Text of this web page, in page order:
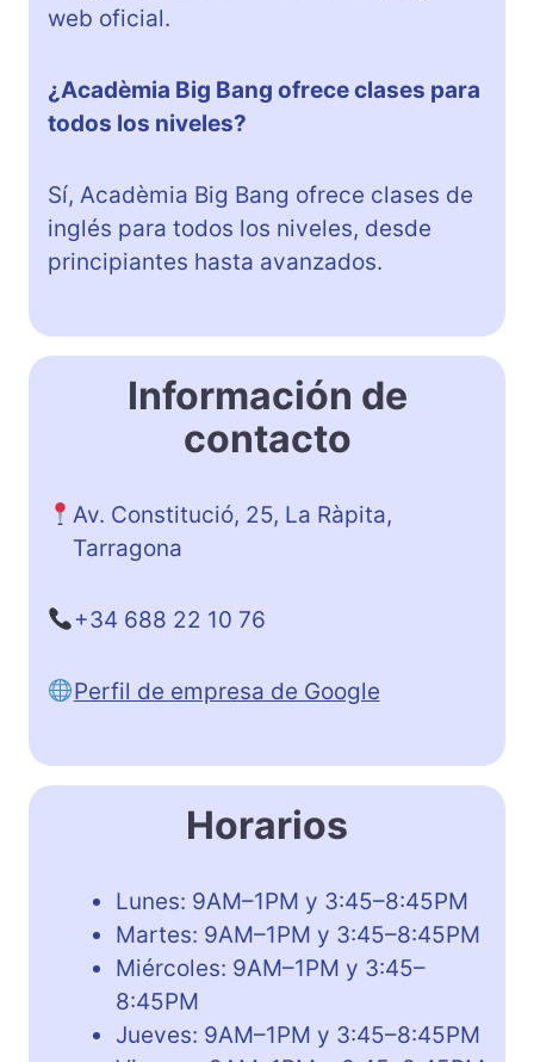
web oficial.
¿Acadèmia Big Bang ofrece clases para
todos los niveles?
Sí, Acadèmia Big Bang ofrece clases de
inglés para todos los niveles, desde
principiantes hasta avanzados.
Información de
contacto
Av. Constitució, 25, La Ràpita,
Tarragona
+34 688 22 10 76
Perfil de empresa de Google
Horarios
Lunes: 9AM–1PM y 3:45–8:45PM
Martes: 9AM–1PM y 3:45–8:45PM
Miércoles: 9AM–1PM y 3:45–
8:45PM
Jueves: 9AM–1PM y 3:45–8:45PM